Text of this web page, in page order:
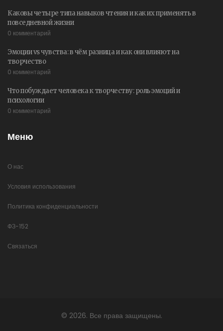
Каковы четыре типа навыков чтения и как их применять в
повседневной жизни
0 комментарий
Эмоции vs чувства: в чём разница и как они влияют на
творчество
0 комментарий
Что побуждает человека к творчеству: роль эмоций и
психологии
0 комментарий
Меню
О нас
Условия использования
Политика конфиденциальности
ФЗ-152
Связаться
© 2026. Все права защищены.